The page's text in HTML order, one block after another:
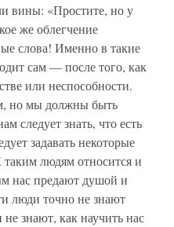
вины: «Простите, но у
же облегчение
слова! Именно в такие
сам — после того, как
или неспособности.
но мы должны быть
следует знать, что есть
задавать некоторые
людям относится и
нас предают душой и
люди точно не знают
знают, как научить нас